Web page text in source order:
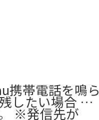
携帯電話を鳴ら
したい場合 発
※発信先が